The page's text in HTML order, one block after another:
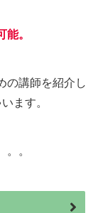
。
の講師を紹介し
ます。
。